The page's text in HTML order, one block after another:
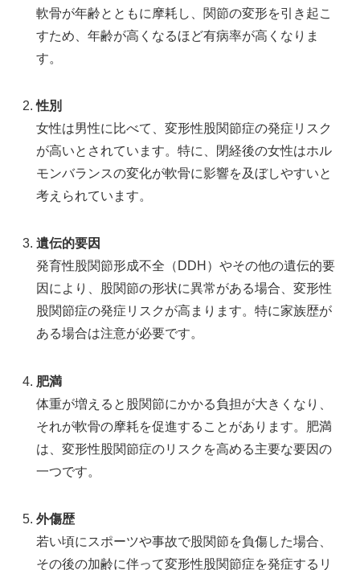
軟骨が年齢とともに摩耗し、関節の変形を引き起こ
すため、年齢が高くなるほど有病率が高くなりま
す。
性別
女性は男性に比べて、変形性股関節症の発症リスク
が高いとされています。特に、閉経後の女性はホル
モンバランスの変化が軟骨に影響を及ぼしやすいと
考えられています。
遺伝的要因
発育性股関節形成不全（DDH）やその他の遺伝的要
因により、股関節の形状に異常がある場合、変形性
股関節症の発症リスクが高まります。特に家族歴が
ある場合は注意が必要です。
肥満
体重が増えると股関節にかかる負担が大きくなり、
それが軟骨の摩耗を促進することがあります。肥満
は、変形性股関節症のリスクを高める主要な要因の
一つです。
外傷歴
若い頃にスポーツや事故で股関節を負傷した場合、
その後の加齢に伴って変形性股関節症を発症するリ